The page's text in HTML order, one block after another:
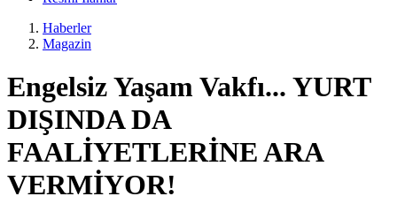
Haberler
Magazin
Engelsiz Yaşam Vakfı... YURT
DIŞINDA DA
FAALİYETLERİNE ARA
VERMİYOR!